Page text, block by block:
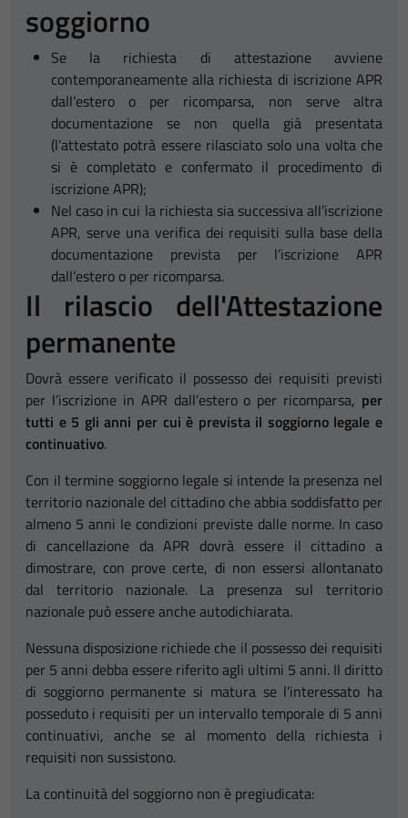
soggiorno
Se la richiesta di attestazione avviene
contemporaneamente alla richiesta di iscrizione APR
dall’estero o per ricomparsa, non serve altra
documentazione se non quella già presentata
(l’attestato potrà essere rilasciato solo una volta che
si è completato e confermato il procedimento di
iscrizione APR);
Nel caso in cui la richiesta sia successiva all’iscrizione
APR, serve una verifica dei requisiti sulla base della
documentazione prevista per l’iscrizione APR
dall’estero o per ricomparsa.
Il rilascio dell'Attestazione
permanente
Dovrà essere verificato il possesso dei requisiti previsti
per l’iscrizione in APR dall’estero o per ricomparsa, per
tutti e 5 gli anni per cui è prevista il soggiorno legale e
continuativo.
Con il termine soggiorno legale si intende la presenza nel
territorio nazionale del cittadino che abbia soddisfatto per
almeno 5 anni le condizioni previste dalle norme. In caso
di cancellazione da APR dovrà essere il cittadino a
dimostrare, con prove certe, di non essersi allontanato
dal territorio nazionale. La presenza sul territorio
nazionale può essere anche autodichiarata.
Nessuna disposizione richiede che il possesso dei requisiti
per 5 anni debba essere riferito agli ultimi 5 anni. Il diritto
di soggiorno permanente si matura se l’interessato ha
posseduto i requisiti per un intervallo temporale di 5 anni
continuativi, anche se al momento della richiesta i
requisiti non sussistono.
La continuità del soggiorno non è pregiudicata: